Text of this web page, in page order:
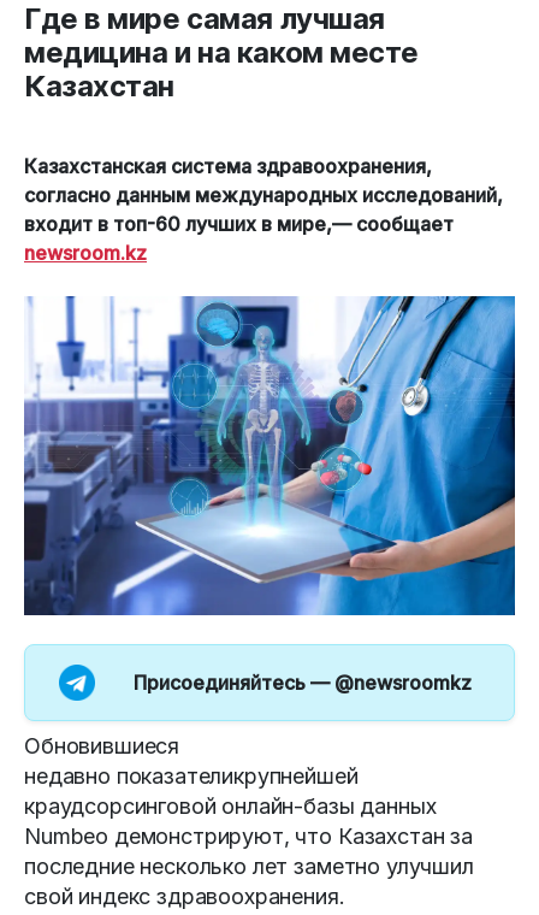
Где в мире самая лучшая
медицина и на каком месте
Казахстан
Казахстанская система здравоохранения,
согласно данным международных исследований,
входит в топ-60 лучших в мире,— сообщает
newsroom.kz
Присоединяйтесь — @newsroomkz
Обновившиеся
недавно показателикрупнейшей
краудсорсинговой онлайн-базы данных
Numbeo демонстрируют, что Казахстан за
последние несколько лет заметно улучшил
свой индекс здравоохранения.